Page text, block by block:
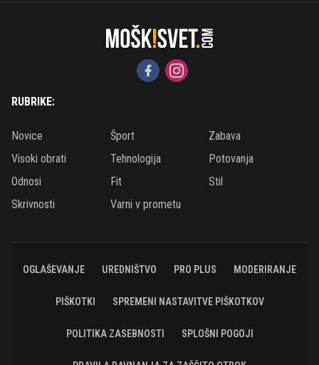
RUBRIKE:
Novice Šport
Zabava
Visoki obrati
Tehnologija
Potovanja
Odnosi
Fit
Stil
Skrivnosti
Varni v prometu
OGLAŠEVANJE UREDNIŠTVO PRO PLUS MODERIRANJE
PIŠKOTKI SPREMENI NASTAVITVE PIŠKOTKOV
POLITIKA ZASEBNOSTI SPLOŠNI POGOJI